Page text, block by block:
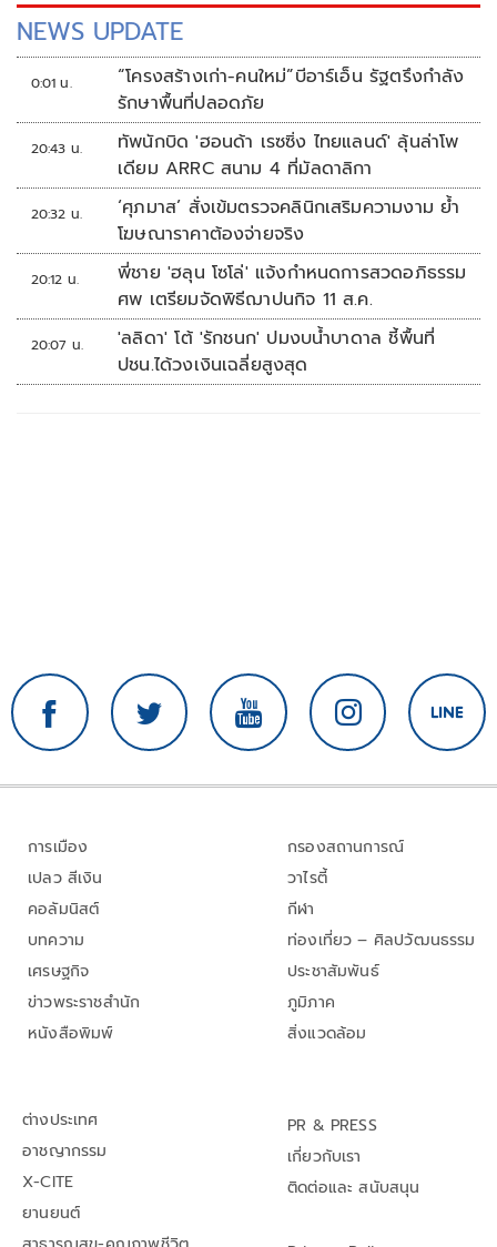
NEWS UPDATE
0:01 น.
“โครงสร้างเก่า-คนใหม่”บีอาร์เอ็น รัฐตรึงกำลัง
รักษาพื้นที่ปลอดภัย
20:43 น.
ทัพนักบิด 'ฮอนด้า เรซซิ่ง ไทยแลนด์' ลุ้นล่าโพ
เดียม ARRC สนาม 4 ที่มัลดาลิกา
20:32 น.
‘ศุภมาส’ สั่งเข้มตรวจคลินิกเสริมความงาม ย้ำ
โฆษณาราคาต้องจ่ายจริง
20:12 น.
พี่ชาย 'ฮลุน โซโล่' แจ้งกำหนดการสวดอภิธรรม
ศพ เตรียมจัดพิธีฌาปนกิจ 11 ส.ค.
20:07 น.
'ลลิดา' โต้ 'รักชนก' ปมงบน้ำบาดาล ชี้พื้นที่
ปชน.ได้วงเงินเฉลี่ยสูงสุด
การเมือง
เปลว สีเงิน
คอลัมนิสต์
บทความ
เศรษฐกิจ
ข่าวพระราชสำนัก
หนังสือพิมพ์
กรองสถานการณ์
วาไรตี้
กีฬา
ท่องเที่ยว – ศิลปวัฒนธรรม
ประชาสัมพันธ์
ภูมิภาค
สิ่งแวดล้อม
ต่างประเทศ
อาชญากรรม
X-CITE
ยานยนต์
PR & PRESS
เกี่ยวกับเรา
ติดต่อและ สนับสนุน